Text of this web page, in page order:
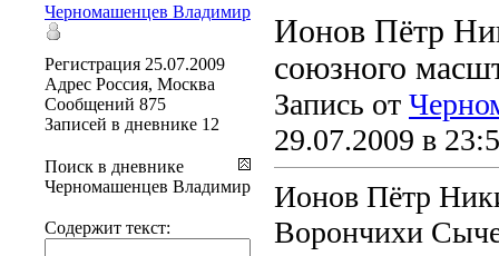
Ионов Пётр
союзного
Запись от
29.07.2009 в
Ионов Пётр
Ворончихи
Черномашенцев Владимир
Регистрация 25.07.2009
Адрес Россия, Москва
Сообщений 875
Записей в дневнике 12
Поиск в дневнике
Черномашенцев Владимир
Содержит текст: